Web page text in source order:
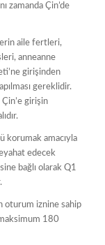
zamanda Çin’de
aile fertleri,
anneanne
girişinden
gereklidir.
girişin
korumak amacıyla
edecek
bağlı olarak Q1
oturum iznine sahip
180